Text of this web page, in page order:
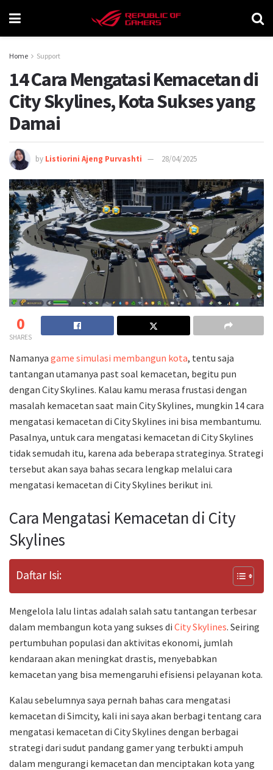
Home Support
14 Cara Mengatasi Kemacetan di
City Skylines, Kota Sukses yang
Damai
by Listiorini Ajeng Purvashti 28/04/2025
0
SHARES
Namanya game simulasi membangun kota, tentu saja
tantangan utamanya past soal kemacetan, begitu pun
dengan City Skylines. Kalau kamu merasa frustasi dengan
masalah kemacetan saat main City Skylines, mungkin 14 cara
mengatasi kemacetan di City Skylines ini bisa membantumu.
Pasalnya, untuk cara mengatasi kemacetan di City Skylines
tidak semudah itu, karena ada beberapa strateginya. Strategi
tersebut akan saya bahas secara lengkap melalui cara
mengatasi kemacetan di City Skylines berikut ini.
Cara Mengatasi Kemacetan di City
Skylines
Daftar Isi:
Mengelola lalu lintas adalah salah satu tantangan terbesar
dalam membangun kota yang sukses di City Skylines. Seiring
pertumbuhan populasi dan aktivitas ekonomi, jumlah
kendaraan akan meningkat drastis, menyebabkan
kemacetan yang bisa memengaruhi efisiensi pelayanan kota.
Kalau sebelumnya saya pernah bahas cara mengatasi
kemacetan di Simcity, kali ini saya akan berbagi tentang cara
mengatasi kemacetan di City Skylines dengan berbagai
strategi dari sudut pandang gamer yang terbukti ampuh
dalam mengurangi kemacetan dan menciptakan kota yang